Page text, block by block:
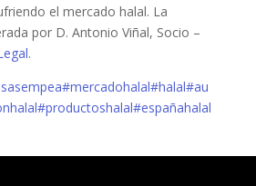
el mercado halal. La
por D. Antonio Viñal, Socio –
.
#mercadohalal#halal#au
#productoshalal#españahalal